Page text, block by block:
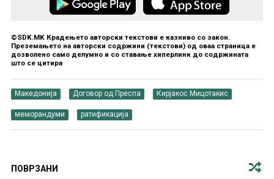
©SDK.MK Крадењето авторски текстови е казниво со закон.
Преземањето на авторски содржини (текстови) од оваа страница е
дозволено само делумно и со ставање хиперлинк до содржината
што се цитира
Македонија Договор од Преспа Кирјакос Мицотакис
меморандуми ратификација
ПОВРЗАНИ